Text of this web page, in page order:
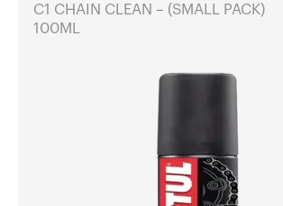
C1 CHAIN CLEAN – (SMALL PACK)
100ML